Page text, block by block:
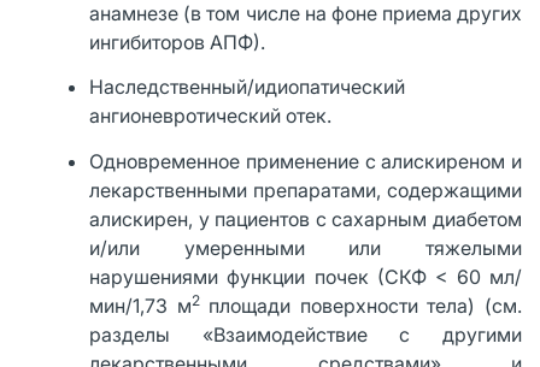
анамнезе (в том числе на фоне приема других
ингибиторов АПФ).
Наследственный/идиопатический
ангионевротический отек.
Одновременное применение с алискиреном и
лекарственными препаратами, содержащими
алискирен, у пациентов с сахарным диабетом
и/или умеренными или тяжелыми
нарушениями функции почек (СКФ < 60 мл/
мин/1,73 м2площади поверхности тела) (см.
разделы «Взаимодействие с другими